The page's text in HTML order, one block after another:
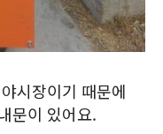
시장이기 때문에
문이 있어요.